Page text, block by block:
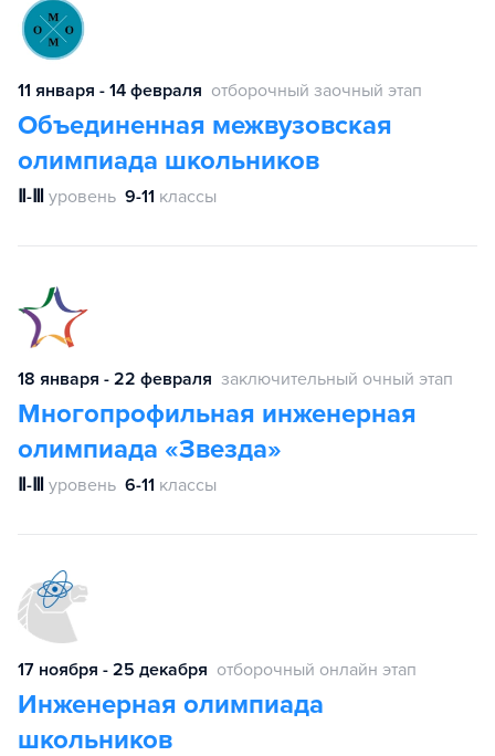
11 января - 14 февраля отборочный заочный этап
Объединенная межвузовская
олимпиада школьников
Ⅱ-Ⅲ уровень 9-11 классы
18 января - 22 февраля заключительный очный этап
Многопрофильная инженерная
олимпиада «Звезда»
Ⅱ-Ⅲ уровень 6-11 классы
17 ноября - 25 декабря отборочный онлайн этап
Инженерная олимпиада
школьников